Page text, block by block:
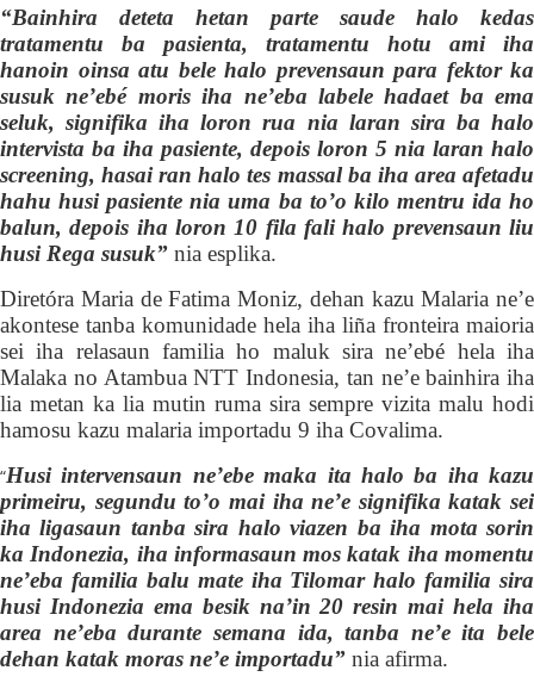
“Bainhira deteta hetan parte saude halo kedas
tratamentu ba pasienta, tratamentu hotu ami iha
hanoin oinsa atu bele halo prevensaun para fektor ka
susuk ne’ebé moris iha ne’eba labele hadaet ba ema
seluk, signifika iha loron rua nia laran sira ba halo
intervista ba iha pasiente, depois loron 5 nia laran halo
screening, hasai ran halo tes massal ba iha area afetadu
hahu husi pasiente nia uma ba to’o kilo mentru ida ho
balun, depois iha loron 10 fila fali halo prevensaun liu
husi Rega susuk” nia esplika.
Diretóra Maria de Fatima Moniz, dehan kazuMalaria ne’e
akontese tanba komunidade hela iha liña fronteira maioria
sei iha relasaun familia ho maluk sira ne’ebé hela iha
Malaka no AtambuaNTT Indonesia, tan ne’e bainhira iha
lia metan ka lia mutin ruma sira sempre vizita malu hodi
hamosu kazu malaria importadu 9 iha Covalima.
“Husi intervensaun ne’ebe maka ita halo ba iha kazu
primeiru, segundu to’o mai iha ne’e signifika katak sei
iha ligasaun tanba sira halo viazen ba iha mota sorin
ka Indonezia, iha informasaun mos katak iha momentu
ne’eba familia balu mate iha Tilomar halo familia sira
husi Indonezia ema besik na’in 20 resin mai hela iha
area ne’eba durante semana ida, tanba ne’e ita bele
dehan katak moras ne’e importadu” nia afirma.